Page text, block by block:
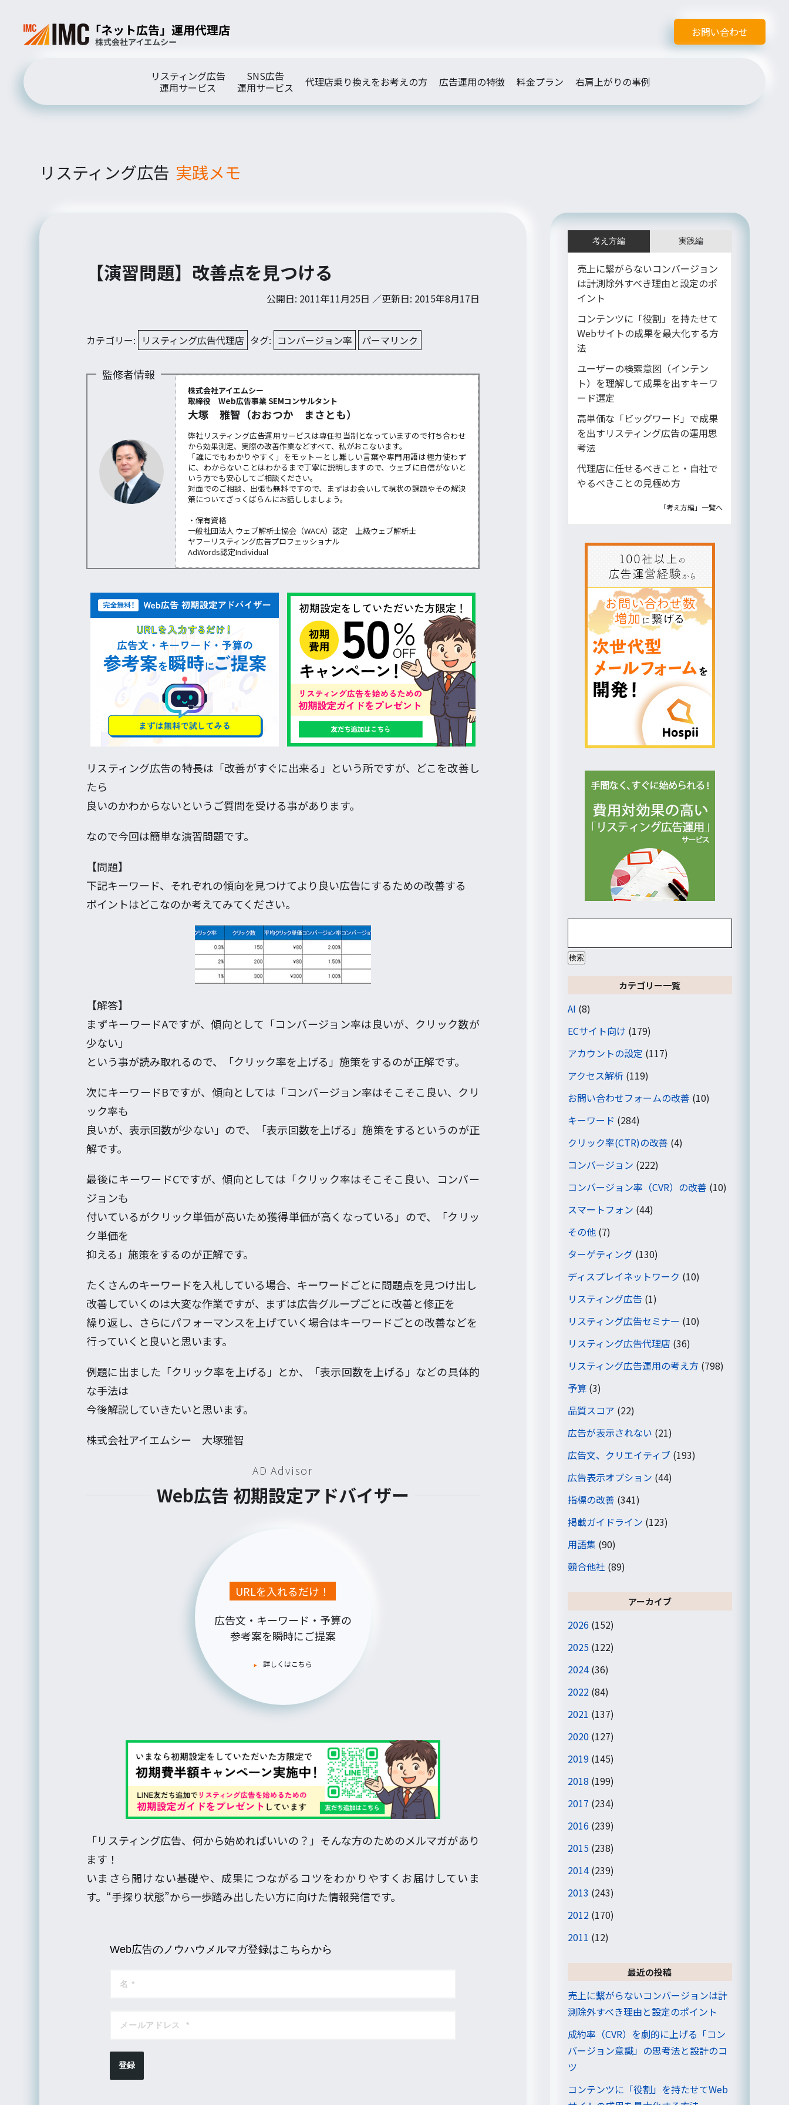
お問い合わせ
リスティング広告
運用サービス
SNS広告
運用サービス
代理店乗り換えをお考えの方 広告運用の特徴 料金プラン 右肩上がりの事例
リスティング広告 実践メモ
【演習問題】改善点を見つける
公開日: 2011年11月25日 ／更新日: 2015年8月17日
カテゴリー: リスティング広告代理店 タグ: コンバージョン率 パーマリンク
監修者情報
株式会社アイエムシー
取締役 Web広告事業 SEMコンサルタント
大塚 雅智（おおつか まさとも）
弊社リスティング広告運用サービスは専任担当制となっていますので打ち合わせ
から効果測定、実際の改善作業などすべて、私がおこないます。
「誰にでもわかりやすく」をモットーとし難しい言葉や専門用語は極力使わず
に、わからないことはわかるまで丁寧に説明しますので、ウェブに自信がないと
いう方でも安心してご相談ください。
対面でのご相談、出張も無料ですので、まずはお会いして現状の課題やその解決
策についてざっくばらんにお話ししましょう。
・保有資格
一般社団法人 ウェブ解析士協会（WACA）認定 上級ウェブ解析士
ヤフーリスティング広告プロフェッショナル
AdWords認定Individual
リスティング広告の特長は「改善がすぐに出来る」という所ですが、どこを改善し
たら
良いのかわからないというご質問を受ける事があります。
なので今回は簡単な演習問題です。
【問題】
下記キーワード、それぞれの傾向を見つけてより良い広告にするための改善する
ポイントはどこなのか考えてみてください。
【解答】
まずキーワードAですが、傾向として「コンバージョン率は良いが、クリック数が
少ない」
という事が読み取れるので、「クリック率を上げる」施策をするのが正解です。
次にキーワードBですが、傾向としては「コンバージョン率はそこそこ良い、クリ
ック率も
良いが、表示回数が少ない」ので、「表示回数を上げる」施策をするというのが正
解です。
最後にキーワードCですが、傾向としては「クリック率はそこそこ良い、コンバー
ジョンも
付いているがクリック単価が高いため獲得単価が高くなっている」ので、「クリッ
ク単価を
抑える」施策をするのが正解です。
たくさんのキーワードを入札している場合、キーワードごとに問題点を見つけ出し
改善していくのは大変な作業ですが、まずは広告グループごとに改善と修正を
繰り返し、さらにパフォーマンスを上げていく場合はキーワードごとの改善などを
行っていくと良いと思います。
例題に出ました「クリック率を上げる」とか、「表示回数を上げる」などの具体的
な手法は
今後解説していきたいと思います。
株式会社アイエムシー 大塚雅智
AD Advisor
Web広告 初期設定アドバイザー
URLを入れるだけ！
広告文・キーワード・予算の
参考案を瞬時にご提案
詳しくはこちら
「リスティング広告、何から始めればいいの？」そんな方のためのメルマガがあり
ます！
いまさら聞けない基礎や、成果につながるコツをわかりやすくお届けしていま
す。“手探り状態”から一歩踏み出したい方に向けた情報発信です。
Web広告のノウハウメルマガ登録はこちらから
登録
考え方編 実践編
売上に繋がらないコンバージョン
は計測除外すべき理由と設定のポ
イント
コンテンツに「役割」を持たせて
Webサイトの成果を最大化する方
法
ユーザーの検索意図（インテン
ト）を理解して成果を出すキーワ
ード選定
高単価な「ビッグワード」で成果
を出すリスティング広告の運用思
考法
代理店に任せるべきこと・自社で
やるべきことの見極め方
「考え方編」一覧へ
カテゴリー一覧
AI (8)
ECサイト向け (179)
アカウントの設定 (117)
アクセス解析(119)
お問い合わせフォームの改善 (10)
キーワード (284)
クリック率(CTR)の改善 (4)
コンバージョン (222)
コンバージョン率（CVR）の改善 (10)
スマートフォン (44)
その他(7)
ターゲティング(130)
ディスプレイネットワーク (10)
リスティング広告 (1)
リスティング広告セミナー (10)
リスティング広告代理店(36)
リスティング広告運用の考え方(798)
予算(3)
品質スコア (22)
広告が表示されない (21)
広告文、クリエイティブ(193)
広告表示オプション (44)
指標の改善 (341)
掲載ガイドライン (123)
用語集 (90)
競合他社 (89)
アーカイブ
2026(152)
2025(122)
2024(36)
2022(84)
2021 (137)
2020(127)
2019(145)
2018 (199)
2017 (234)
2016(239)
2015(238)
2014(239)
2013 (243)
2012(170)
2011 (12)
最近の投稿
売上に繋がらないコンバージョンは計
測除外すべき理由と設定のポイント
成約率（CVR）を劇的に上げる「コン
バージョン意識」の思考法と設計のコ
ツ
コンテンツに「役割」を持たせてWeb